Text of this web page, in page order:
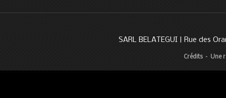
SARL BELATEGUI | Rue des
Crédits – Une